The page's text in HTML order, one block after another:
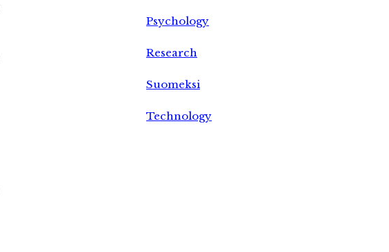
Psychology
Research
Suomeksi
Technology